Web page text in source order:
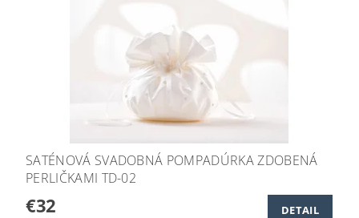
SATÉNOVÁ SVADOBNÁ POMPADÚRKA ZDOBENÁ
PERLIČKAMI TD-02
€32 DETAIL